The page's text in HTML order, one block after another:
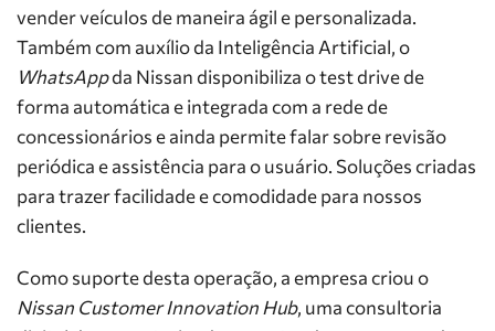
vender veículos de maneira ágil e personalizada.
Também com auxílio da Inteligência Artificial, o
WhatsAppda Nissan disponibiliza o test drive de
forma automática e integrada com a rede de
concessionários e ainda permite falar sobre revisão
periódica e assistência para o usuário. Soluções criadas
para trazer facilidade e comodidade para nossos
clientes.
Como suporte desta operação, a empresa criou o
Nissan Customer Innovation Hub, uma consultoria